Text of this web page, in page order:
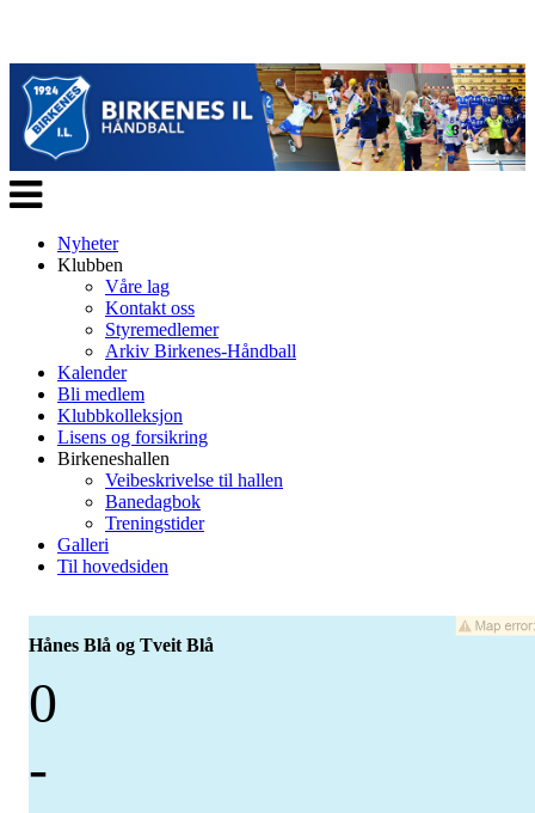
Veksle
navigasjon
Nyheter
Klubben
Våre lag
Kontakt oss
Styremedlemer
Arkiv Birkenes-Håndball
Kalender
Bli medlem
Klubbkolleksjon
Lisens og forsikring
Birkeneshallen
Veibeskrivelse til hallen
Banedagbok
Treningstider
Galleri
Til hovedsiden
Hånes Blå og Tveit Blå
0
-